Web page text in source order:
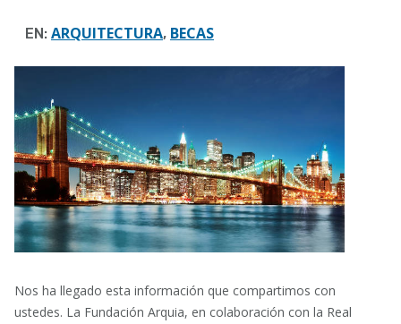
EN: ARQUITECTURA, BECAS
Nos ha llegado esta información que compartimos con
ustedes. La Fundación Arquia, en colaboración con la Real